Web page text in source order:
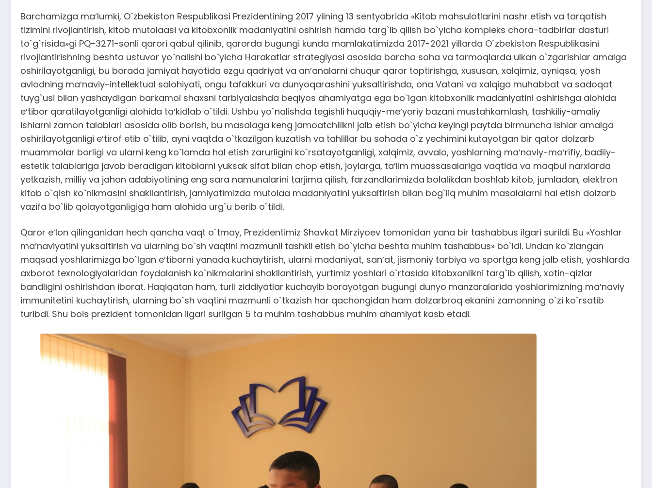
Barchamizga maʼlumki, O`zbekiston Respublikasi Prezidentining 2017 yilning 13 sentyabrida «Kitob mahsulotlarini nashr etish va tarqatish
tizimini rivojlantirish, kitob mutolaasi va kitobxonlik madaniyatini oshirish hamda targ`ib qilish bo`yicha kompleks chora-tadbirlar dasturi
to`g`risida»gi PQ-3271-sonli qarori qabul qilinib, qarorda bugungi kunda mamlakatimizda 2017-2021 yillarda O`zbekiston Respublikasini
rivojlantirishning beshta ustuvor yo`nalishi bo`yicha Harakatlar strategiyasi asosida barcha soha va tarmoqlarda ulkan o`zgarishlar amalga
oshirilayotganligi, bu borada jamiyat hayotida ezgu qadriyat va anʼanalarni chuqur qaror toptirishga, xususan, xalqimiz, ayniqsa, yosh
avlodning maʼnaviy-intellektual salohiyati, ongu tafakkuri va dunyoqarashini yuksaltirishda, ona Vatani va xalqiga muhabbat va sadoqat
tuyg`usi bilan yashaydigan barkamol shaxsni tarbiyalashda beqiyos ahamiyatga ega bo`lgan kitobxonlik madaniyatini oshirishga alohida
eʼtibor qaratilayotganligi alohida taʼkidlab o`tildi. Ushbu yo`nalishda tegishli huquqiy-meʼyoriy bazani mustahkamlash, tashkiliy-amaliy
ishlarni zamon talablari asosida olib borish, bu masalaga keng jamoatchilikni jalb etish bo`yicha keyingi paytda birmuncha ishlar amalga
oshirilayotganligi eʼtirof etib o`tilib, ayni vaqtda o`tkazilgan kuzatish va tahlillar bu sohada o`z yechimini kutayotgan bir qator dolzarb
muammolar borligi va ularni keng ko`lamda hal etish zarurligini ko`rsatayotganligi, xalqimiz, avvalo, yoshlarning maʼnaviy-maʼrifiy, badiiy-
estetik talablariga javob beradigan kitoblarni yuksak sifat bilan chop etish, joylarga, taʼlim muassasalariga vaqtida va maqbul narxlarda
yetkazish, milliy va jahon adabiyotining eng sara namunalarini tarjima qilish, farzandlarimizda bolalikdan boshlab kitob, jumladan, elektron
kitob o`qish ko`nikmasini shakllantirish, jamiyatimizda mutolaa madaniyatini yuksaltirish bilan bog`liq muhim masalalarni hal etish dolzarb
vazifa bo`lib qolayotganligiga ham alohida urg`u berib o`tildi.
Qaror eʼlon qilinganidan hech qancha vaqt o`tmay, Prezidentimiz Shavkat Mirziyoev tomonidan yana bir tashabbus ilgari surildi. Bu «Yoshlar
maʼnaviyatini yuksaltirish va ularning bo`sh vaqtini mazmunli tashkil etish bo`yicha beshta muhim tashabbus» bo`ldi. Undan ko`zlangan
maqsad yoshlarimizga bo`lgan eʼtiborni yanada kuchaytirish, ularni madaniyat, sanʼat, jismoniy tarbiya va sportga keng jalb etish, yoshlarda
axborot texnologiyalaridan foydalanish ko`nikmalarini shakllantirish, yurtimiz yoshlari o`rtasida kitobxonlikni targ`ib qilish, xotin-qizlar
bandligini oshirishdan iborat. Haqiqatan ham, turli ziddiyatlar kuchayib borayotgan bugungi dunyo manzaralarida yoshlarimizning maʼnaviy
immunitetini kuchaytirish, ularning bo`sh vaqtini mazmunli o`tkazish har qachongidan ham dolzarbroq ekanini zamonning o`zi ko`rsatib
turibdi. Shu bois prezident tomonidan ilgari surilgan 5 ta muhim tashabbus muhim ahamiyat kasb etadi.